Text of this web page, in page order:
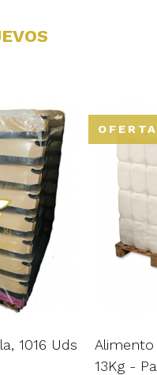
1016 Uds
13Kg -
OFERTA